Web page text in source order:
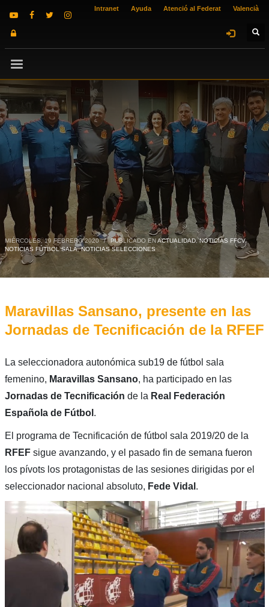
Intranet Ayuda Atenció al Federat Valencià
MIÉRCOLES, 19 FEBRERO 2020 / PUBLICADO ENACTUALIDAD,NOTICIAS FFCV,
NOTICIAS FÚTBOL SALA,NOTICIAS SELECCIONES
Maravillas Sansano, presente en las
Jornadas de Tecnificación de la RFEF
La seleccionadora autonómica sub19 de fútbol sala
femenino, Maravillas Sansano, ha participado en las
Jornadas de Tecnificación de la Real Federación
Española de Fútbol .
El programa de Tecnificación de fútbol sala 2019/20 de la
RFEFsigue avanzando, y el pasado fin de semana fueron
los pívots los protagonistas de las sesiones dirigidas por el
seleccionador nacional absoluto, Fede Vidal .